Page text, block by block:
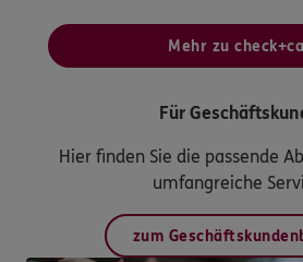
Mehr zu
Für
Hier finden Sie die passende
umfangreiche
zum